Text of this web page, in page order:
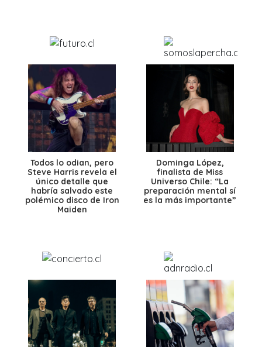
Todos lo odian, pero
Steve Harris revela el
único detalle que
habría salvado este
polémico disco de Iron
Maiden
Dominga López,
finalista de Miss
Universo Chile: “La
preparación mental sí
es la más importante”